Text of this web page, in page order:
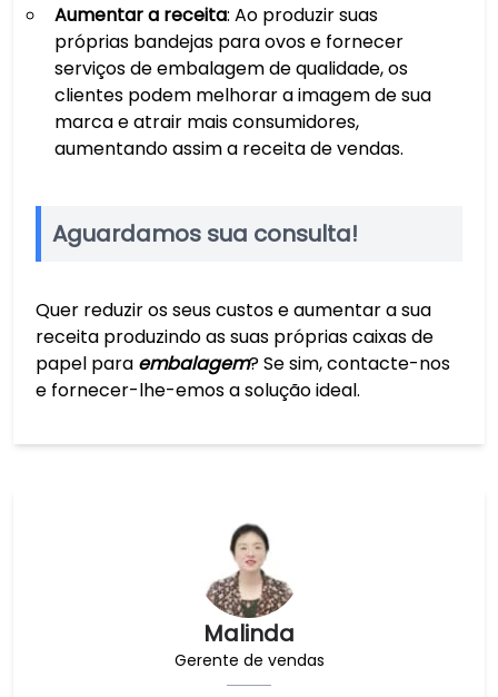
Malinda
Gerente de vendas
Aumentar a receita: Ao produzir suas
próprias bandejas para ovos e fornecer
serviços de embalagem de qualidade, os
clientes podem melhorar a imagem de sua
marca e atrair mais consumidores,
aumentando assim a receita de vendas.
Aguardamos sua consulta!
Quer reduzir os seus custos e aumentar a sua
receita produzindo as suas próprias caixas de
papel para embalagem? Se sim, contacte-nos
e fornecer-lhe-emos a solução ideal.